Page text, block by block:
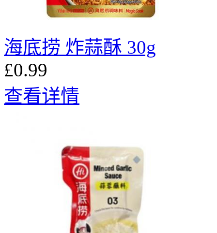
海底捞 炸蒜酥 30g
£0.99
查看详情